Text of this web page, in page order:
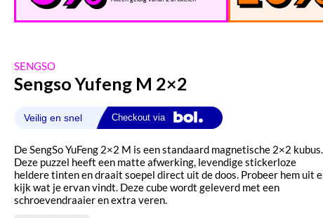
SENGSO
Sengso Yufeng M 2×2
De SengSo YuFeng 2×2 M is een standaard magnetische 2×2 kubus.
Deze puzzel heeft een matte afwerking, levendige stickerloze
heldere tinten en draait soepel direct uit de doos. Probeer hem uit
kijk wat je ervan vindt. Deze cube wordt geleverd met een
schroevendraaier en extra veren.